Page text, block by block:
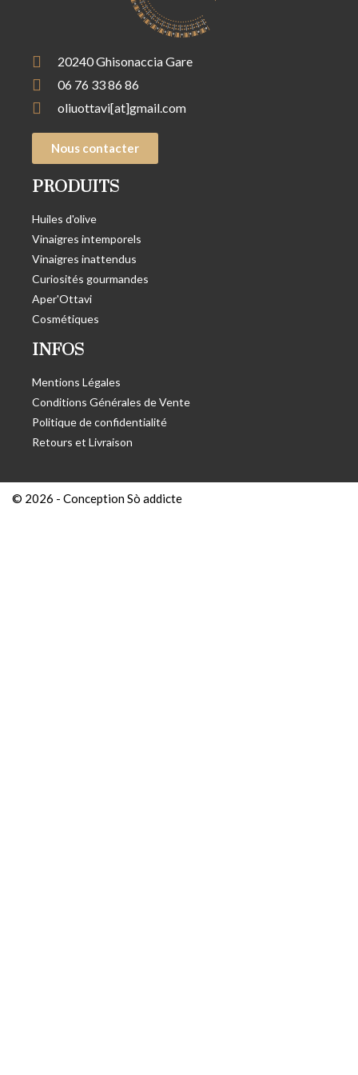
20240 Ghisonaccia Gare
06 76 33 86 86
oliuottavi[at]gmail.com
Nous contacter
PRODUITS
Huiles d'olive
Vinaigres intemporels
Vinaigres inattendus
Curiosités gourmandes
Aper'Ottavi
Cosmétiques
INFOS
Mentions Légales
Conditions Générales de Vente
Politique de confidentialité
Retours et Livraison
© 2026 - Conception Sò addicte